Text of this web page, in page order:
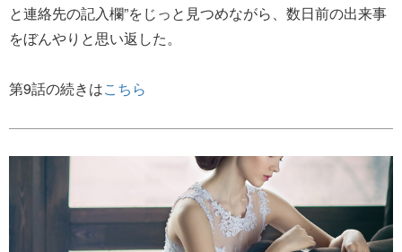
と連絡先の記入欄”をじっと見つめながら、数日前の出来事
をぼんやりと思い返した。
第9話の続きはこちら